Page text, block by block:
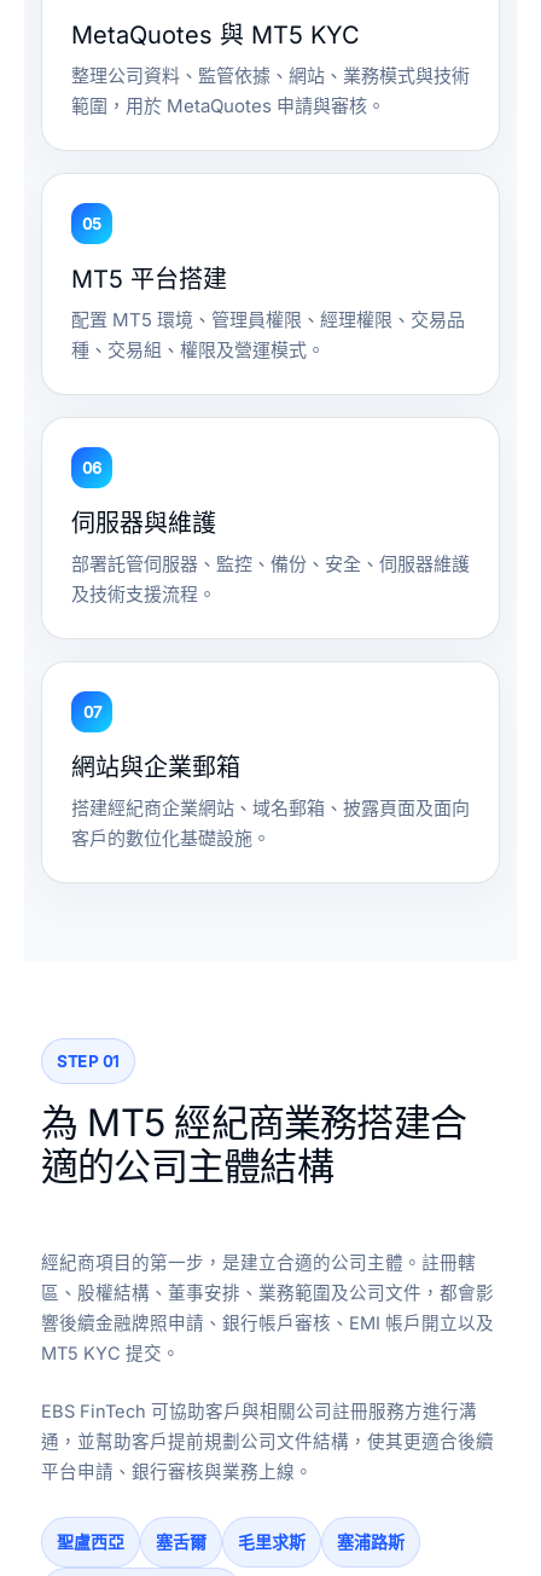
MetaQuotes 與 MT5 KYC
整理公司資料、監管依據、網站、業務模式與技術
範圍，用於 MetaQuotes 申請與審核。
05
MT5 平台搭建
配置 MT5 環境、管理員權限、經理權限、交易品
種、交易組、權限及營運模式。
06
伺服器與維護
部署託管伺服器、監控、備份、安全、伺服器維護
及技術支援流程。
07
網站與企業郵箱
搭建經紀商企業網站、域名郵箱、披露頁面及面向
客戶的數位化基礎設施。
STEP 01
為 MT5 經紀商業務搭建合
適的公司主體結構
經紀商項目的第一步，是建立合適的公司主體。註冊轄
區、股權結構、董事安排、業務範圍及公司文件，都會影
響後續金融牌照申請、銀行帳戶審核、EMI 帳戶開立以及
MT5 KYC 提交。
EBS FinTech 可協助客戶與相關公司註冊服務方進行溝
通，並幫助客戶提前規劃公司文件結構，使其更適合後續
平台申請、銀行審核與業務上線。
聖盧西亞 塞舌爾 毛里求斯 塞浦路斯